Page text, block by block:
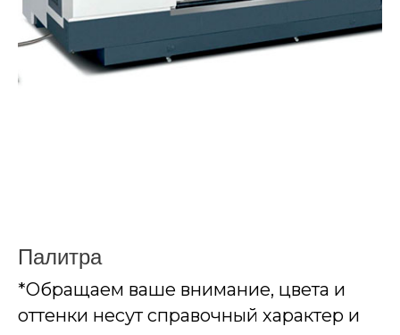
Палитра
*Обращаем ваше внимание, цвета и
оттенки несут справочный характер и